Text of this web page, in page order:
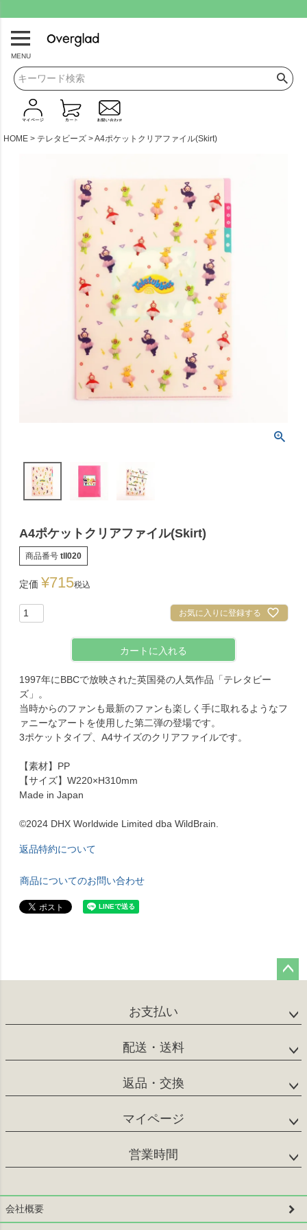
MENU
HOME テレタビーズ A4ポケットクリアファイル(Skirt)
A4ポケットクリアファイル(Skirt)
商品番号 tll020
定価 ¥715税込
お気に入りに登録する
カートに入れる
1997年にBBCで放映された英国発の人気作品「テレタビー
ズ」。
当時からのファンも最新のファンも楽しく手に取れるようなフ
ァニーなアートを使用した第二弾の登場です。
3ポケットタイプ、A4サイズのクリアファイルです。
【素材】PP
【サイズ】W220×H310mm
Made in Japan
©2024 DHX Worldwide Limited dba WildBrain.
返品特約について
商品についてのお問い合わせ
ップ
お支払い
配送・送料
返品・交換
マイページ
営業時間
会社概要